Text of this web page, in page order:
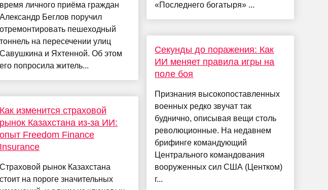
время личного приёма граждан
Александр Беглов поручил
отремонтировать пешеходный
тоннель на пересечении улиц
Савушкина и Яхтенной. Об этом
его попросила житель...
Как изменится страховой
рынок Казахстана из-за ИИ:
опыт Freedom Finance
Insurance
Страховой рынок Казахстана
стоит на пороге значительных
«Последнего богатыря» ...
Секунды до поражения: Как
ИИ меняет правила игры на
поле боя
Признания высокопоставленных
военных редко звучат так
буднично, описывая вещи столь
революционные. На недавнем
брифинге командующий
Центрального командования
вооруженных сил США (Центком)
г...